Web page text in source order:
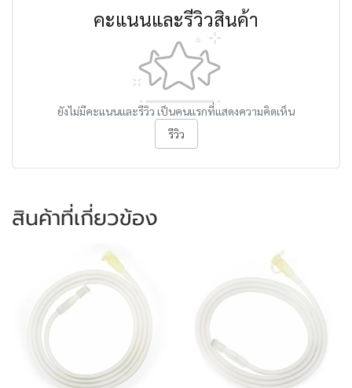
คะแนนและรีวิวสินค้า
ยังไม่มีคะแนนและรีวิว เป็นคนแรกที่แสดงความคิดเห็น
รีวิว
สินค้าที่เกี่ยวข้อง